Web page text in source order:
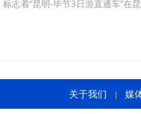
志着“昆明-毕节3日游直通车”在
关于我们 媒